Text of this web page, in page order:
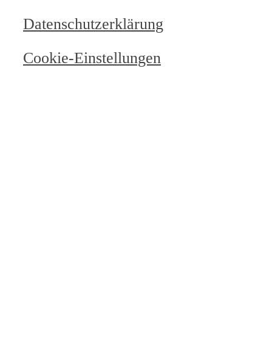
Datenschutzerklärung
Cookie-Einstellungen